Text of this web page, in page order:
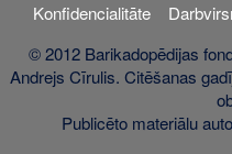
Konfidencialitāte
© 2012 Barikadopēdijas
Andrejs Cīrulis. Citēšanas
Publicēto materiālu